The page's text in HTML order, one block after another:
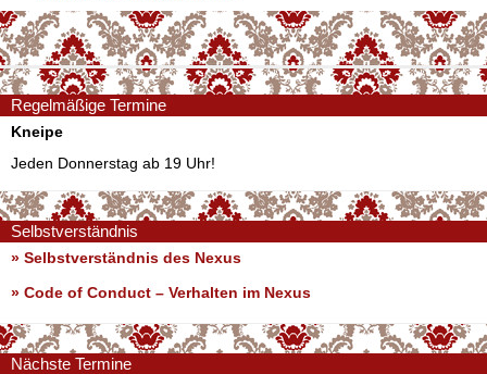
Regelmäßige Termine
Kneipe
Jeden Donnerstag ab 19 Uhr!
Selbstverständnis
» Selbstverständnis des Nexus
» Code of Conduct – Verhalten im Nexus
Nächste Termine